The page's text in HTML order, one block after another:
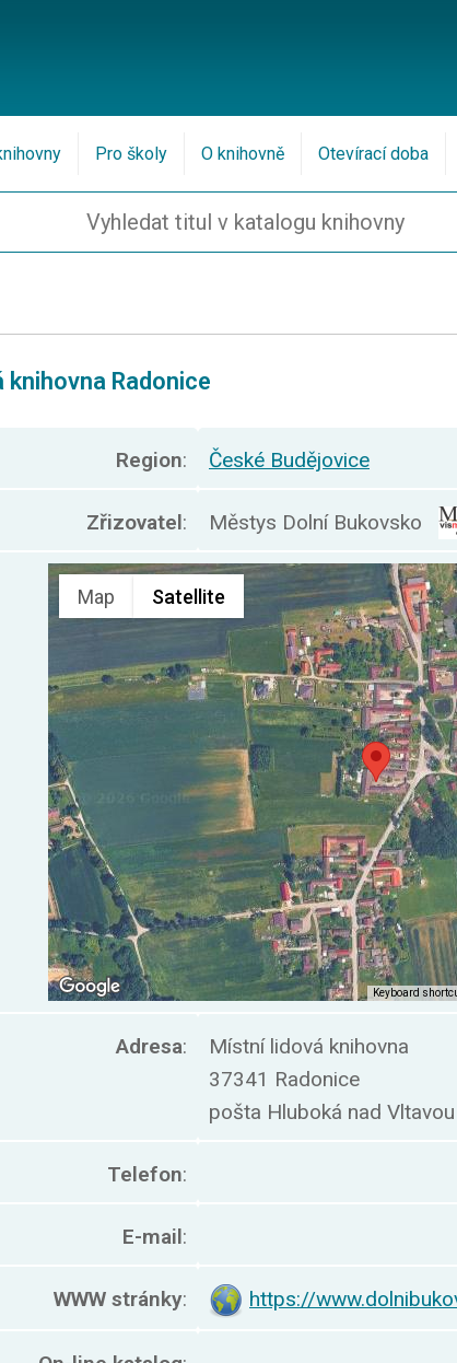
Pro školy O knihovně Otevírací doba
Radonice
Region: České Budějovice
Zřizovatel: Městys Dolní Bukovsko
Adresa:
Místní lidová knihovna
37341 Radonice
pošta Hluboká nad Vltavou
Telefon:
E-mail:
WWW stránky: https://